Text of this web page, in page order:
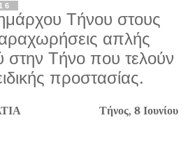
Τήνου στους
απλής
στην Τήνο που τελούν
προστασίας.
Τήνος, 8 Ιουνίου